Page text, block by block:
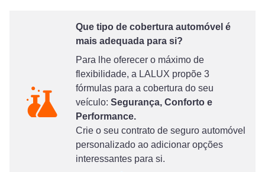
Que tipo de cobertura automóvel é
mais adequada para si?
Para lhe oferecer o máximo de
flexibilidade, a LALUX propõe 3
fórmulas para a cobertura do seu
veículo: Segurança, Conforto e
Performance.
Crie o seu contrato de seguro automóvel
personalizado ao adicionar opções
interessantes para si.